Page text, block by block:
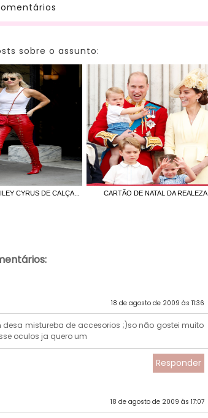
sobre o assunto:
CYRUS DE CALÇA... CARTÃO DE NATAL DA REALEZA
18 de agosto de 2009 às 11:36
mistureba de accesorios ;)so não gostei muito
oculos ja quero um
Responder
18 de agosto de 2009 às 17:07